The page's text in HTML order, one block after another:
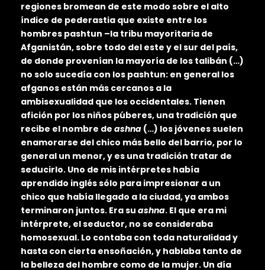
regiones bromean de este modo sobre el alto
índice de pederastia que existe entre los
hombres pashtun –la tribu mayoritaria de
Afganistán, sobre todo del este y el sur del país,
de donde provenían la mayoría de los talibán (…)
no solo sucedía con los pashtun: en general los
afganos están más cercanos a la
ambisexualidad que los occidentales. Tienen
afición por los niños púberes, una tradición que
recibe el nombre de ashna (…) los jóvenes suelen
enamorarse del chico más bello del barrio, por lo
general un menor, y es una tradición tratar de
seducirlo. Uno de mis intérpretes había
aprendido inglés sólo para impresionar a un
chico que había llegado a la ciudad, ya ambos
terminaron juntos. Era su ashna. El que era mi
intérprete, el seductor, no se consideraba
homosexual. Lo contaba con toda naturalidad y
hasta con cierta ensoñación, y hablaba tanto de
la belleza del hombre como de la mujer. Un día